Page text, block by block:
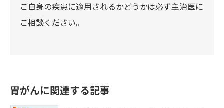
ご自身の疾患に適用されるかどうかは必ず主治医に
ご相談ください。
胃がんに関連する記事